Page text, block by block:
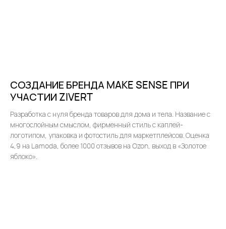
СОЗДАНИЕ БРЕНДА MAKE SENSE ПРИ
УЧАСТИИ ZIVERT
Разработка с нуля бренда товаров для дома и тела. Название с
многослойным смыслом, фирменный стиль с каплей-
логотипом, упаковка и фотостиль для маркетплейсов. Оценка
4,9 на Lamoda, более 1000 отзывов на Ozon, выход в «Золотое
яблоко».